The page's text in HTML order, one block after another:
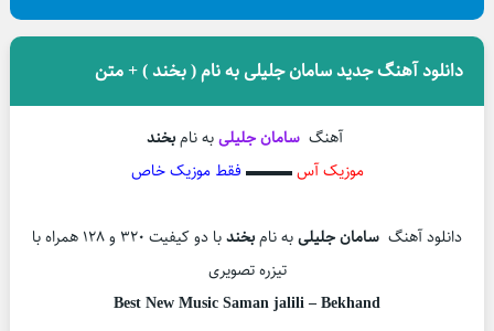
دانلود آهنگ جدید سامان جلیلی به نام ( بخند ) + متن
آهنگ سامان جلیلیبه نامبخند
موزیک آس▬▬▬ فقط موزیک خاص
دانلود آهنگ سامان جلیلیبه نامبخند
با دو کیفیت 320 و 128 همراه با
تیزره تصویری
Best New Music Saman jalili – Bekhand